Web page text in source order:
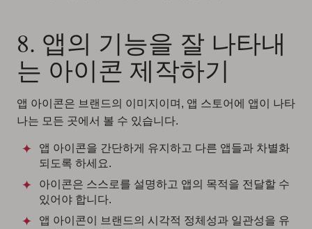
8. 앱의 기능을 잘 나타내
는 아이콘 제작하기
앱 아이콘은 브랜드의 이미지이며, 앱 스토어에 앱이 나타
나는 모든 곳에서 볼 수 있습니다.
앱 아이콘을 간단하게 유지하고 다른 앱들과 차별화
되도록 하세요.
아이콘은 스스로를 설명하고 앱의 목적을 전달할 수
있어야 합니다.
앱 아이콘이 브랜드의 시각적 정체성과 일관성을 유